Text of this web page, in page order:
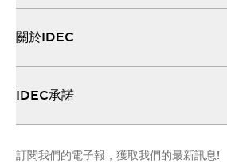
關於IDEC
IDEC承諾
訂閱我們的電子報，獲取我們的最新訊息!